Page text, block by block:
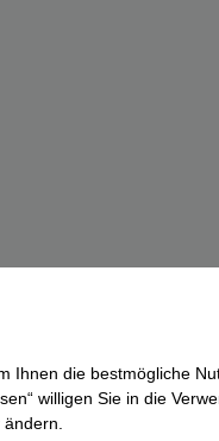
Ihnen die bestmögliche
willigen Sie in die